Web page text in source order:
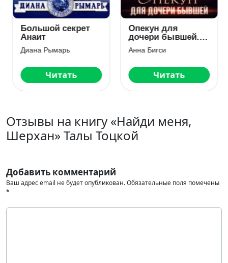
Большой секрет
Анаит
Диана Рымарь
Читать
Опекун для
дочери бывшей.
Часть 1
Анна Бигси
Читать
Отзывы на книгу «Найди меня,
Шерхан» Талы Тоцкой
Добавить комментарий
Ваш адрес email не будет опубликован.Обязательные поля помечены
*